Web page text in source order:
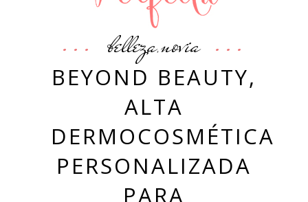
belleza,novia
BEYOND BEAUTY,
ALTA
DERMOCOSMÉTICA
PERSONALIZADA
PARA